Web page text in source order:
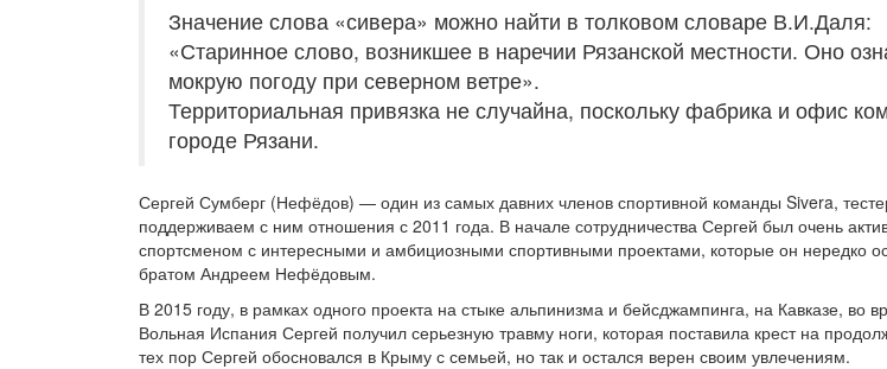
Значение слова «сивера» можно найти в толковом словаре В.И.Даля:
«Старинное слово, возникшее в наречии Рязанской местности. Оно
мокрую погоду при северном ветре».
Территориальная привязка не случайна, поскольку фабрика и офис
городе Рязани.
Сергей Сумберг (Нефёдов) — один из самых давних членов спортивной команды Sivera,
поддерживаем с ним отношения с 2011 года. В начале сотрудничества Сергей был очень
спортсменом с интересными и амбициозными спортивными проектами, которые он нередко
братом Андреем Нефёдовым.
В 2015 году, в рамках одного проекта на стыке альпинизма и бейсджампинга, на Кавказе, во
Вольная Испания Сергей получил серьезную травму ноги, которая поставила крест на
тех пор Сергей обосновался в Крыму с семьей, но так и остался верен своим увлечениям.